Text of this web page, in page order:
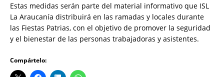
Estas medidas serán parte del material informativo que ISL
La Araucanía distribuirá en las ramadas y locales durante
las Fiestas Patrias, con el objetivo de promover la seguridad
y el bienestar de las personas trabajadoras y asistentes.
Compártelo: